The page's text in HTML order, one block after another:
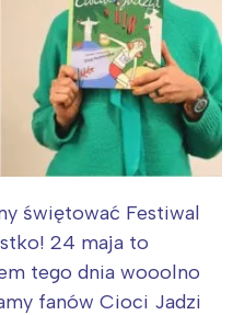
świętować Festiwal
24 maja to
tego dnia wooolno
fanów Cioci Jadzi